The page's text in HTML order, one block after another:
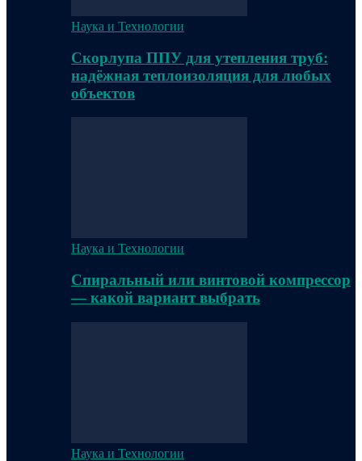
Наука и Технологии
Скорлупа ППУ для утепления труб:
надёжная теплоизоляция для любых
объектов
Наука и Технологии
Спиральный или винтовой компрессор
— какой вариант выбрать
Наука и Технологии